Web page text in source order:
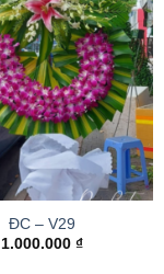
ĐC – V29
1.000.000 ₫